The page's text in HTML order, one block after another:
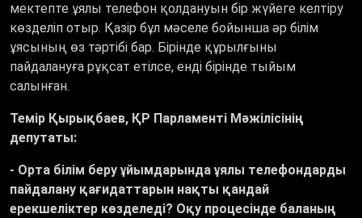
мектепте ұялы телефон қолдануын бір жүйеге келтіру
көзделіп отыр. Қазір бұл мәселе бойынша әр білім
ұясының өз тәртібі бар. Бірінде құрылғыны
пайдалануға рұқсат етілсе, енді бірінде тыйым
салынған.
Темір Қырықбаев, ҚР Парламенті Мәжілісінің
депутаты:
- Орта білім беру ұйымдарында ұялы телефондарды
пайдалану қағидаттарын нақты қандай
ерекшеліктер көзделеді? Оқу процесінде баланың